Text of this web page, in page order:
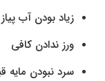
زیاد بودن آب پیاز
ورز ندادن کافی
سرد نبودن مایه